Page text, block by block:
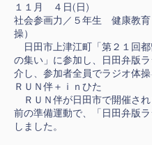
１１月 ４日(日)
社会参画力／５年生 健康教育
操）
日田市上津江町「第２１回
の集い」に参加し、日田弁版
介し、参加者全員でラジオ体操
ＲＵＮ伴＋ｉｎひた
ＲＵＮ伴が日田市で開催さ
前の準備運動で、「日田弁版
しました。